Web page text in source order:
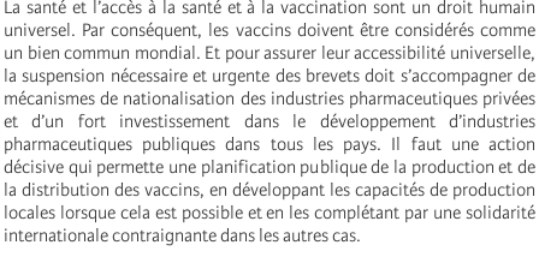
La santé et l’accès à la santé et à la vaccination sont un droit humain
universel. Par conséquent, les vaccins doivent être considérés comme
un bien commun mondial. Et pour assurer leur accessibilité universelle,
la suspension nécessaire et urgente des brevets doit s’accompagner de
mécanismes de nationalisation des industries pharmaceutiques privées
et d’un fort investissement dans le développement d’industries
pharmaceutiques publiques dans tous les pays. Il faut une action
décisive qui permette une planification publique de la production et de
la distribution des vaccins, en développant les capacités de production
locales lorsque cela est possible et en les complétant par une solidarité
internationale contraignante dans les autres cas.